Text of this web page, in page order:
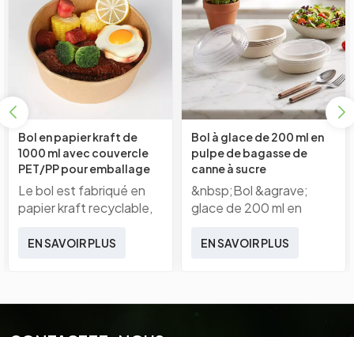
Bol en papier kraft de
1000 ml avec couvercle
PET/PP pour emballage
alimentaire à emporter
Le bol est fabriqué en
papier kraft recyclable,
écologique. Le
EN SAVOIR PLUS
Bol à glace de 200 ml en
pulpe de bagasse de
canne à sucre
biodégradable avec
couvercle
&nbsp;Bol &agrave;
glace de 200 ml en
canne &agrave; sucre
EN SAVOIR PLUS